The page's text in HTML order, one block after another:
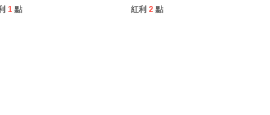
1 點
紅利 2 點